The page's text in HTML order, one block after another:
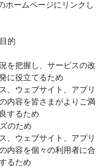
ホームページにリンクし
的
を把握し、サービスの改
に役立てるため
、ウェブサイト、アプリ
内容を皆さまがよりご満
するため
のため
、ウェブサイト、アプリ
内容を個々の利用者に合
るため